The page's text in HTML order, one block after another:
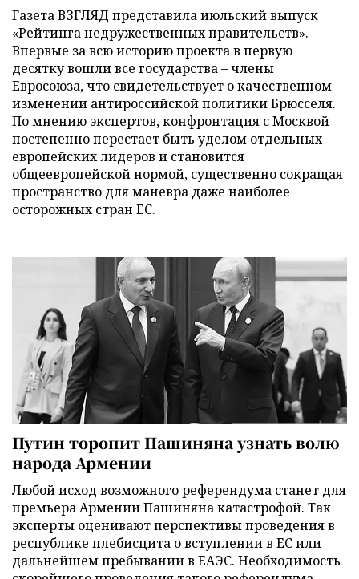
Газета ВЗГЛЯД представила июльский выпуск
«Рейтинга недружественных правительств».
Впервые за всю историю проекта в первую
десятку вошли все государства – члены
Евросоюза, что свидетельствует о качественном
изменении антироссийской политики Брюсселя.
По мнению экспертов, конфронтация с Москвой
постепенно перестает быть уделом отдельных
европейских лидеров и становится
общеевропейской нормой, существенно сокращая
пространство для маневра даже наиболее
осторожных стран ЕС.
Путин торопит Пашиняна узнать волю
народа Армении
Любой исход возможного референдума станет для
премьера Армении Пашиняна катастрофой. Так
эксперты оценивают перспективы проведения в
республике плебисцита о вступлении в ЕС или
дальнейшем пребывании в ЕАЭС. Необходимость